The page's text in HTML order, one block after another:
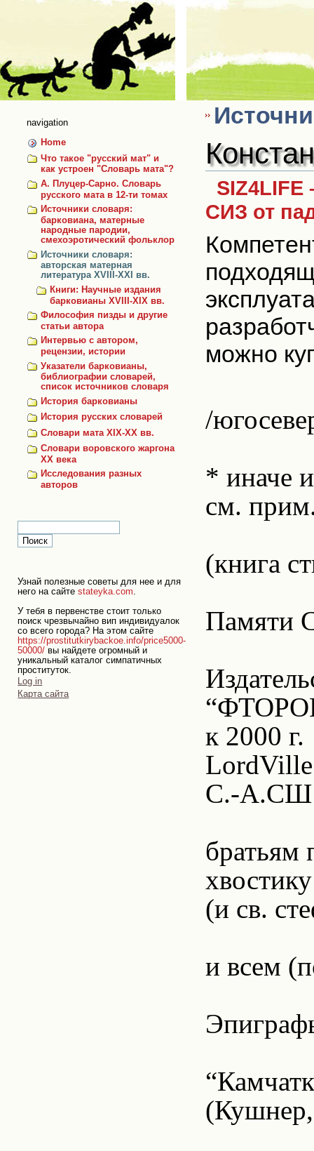
navigation
Home
Что такое "русский мат" и
как устроен "Словарь мата"?
А. Плуцер-Сарно. Словарь
русского мата в 12-ти томах
Источники словаря:
барковиана, матерные
народные пародии,
смехоэротический фольклор
Источники словаря:
авторская матерная
литература XVIII-XXI вв.
Книги: Научные издания
барковианы XVIII-XIX вв.
Философия пизды и другие
статьи автора
Интервью с автором,
рецензии, истории
Указатели барковианы,
библиографии словарей,
список источников словаря
История барковианы
История русских словарей
Словари мата XIX-XX вв.
Словари воровского жаргона
ХХ века
Исследования разных
авторов
Узнай полезные советы для нее и для
него на сайтеstateyka.com.
У тебя в первенстве стоит только
поиск чрезвычайно вип индивидуалок
со всего города? На этом сайте
https://prostitutkirybackoe.info/price5000-
50000/ вы найдете огромный и
уникальный каталог симпатичных
проституток.
Personal
tools
Log in
Карта сайта
СИЗ от
можно
/
* иначе
см.
(книга
Памяти
к 2000 г.
LordVille
С.-А.СШ
братьям
(и св.
и всем